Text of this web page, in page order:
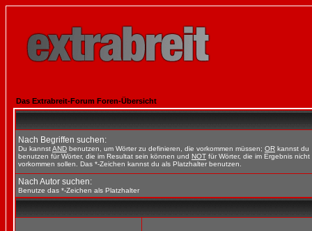
Das Extrabreit-Forum Foren-Übersicht
Nach Begriffen suchen:
Du kannstAND benutzen, um Wörter zu definieren, die vorkommen müssen; OR kannst du
benutzen für Wörter, die im Resultat sein können und NOT für Wörter, die im Ergebnis nicht
vorkommen sollen. Das *-Zeichen kannst du als Platzhalter benutzen.
Nach Autor suchen:
Benutze das *-Zeichen als Platzhalter